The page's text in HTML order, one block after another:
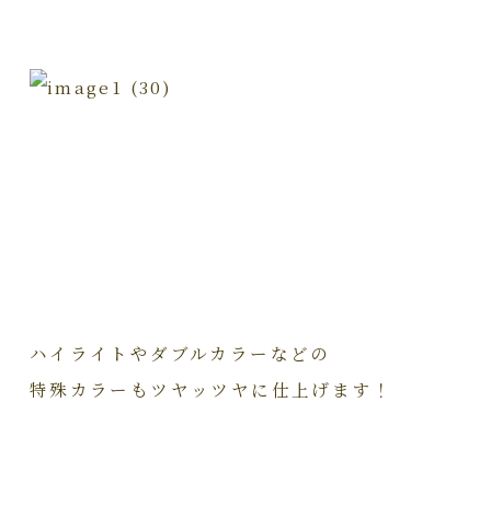
ハイライトやダブルカラーなどの
特殊カラーもツヤッツヤに仕上げます！